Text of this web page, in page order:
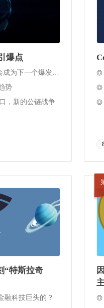
爆点
Layer2 热点项目大集合 哪个将会成为下一个爆发点？
势
，新的公链战争
“特斯拉奇
融科技巨头的？